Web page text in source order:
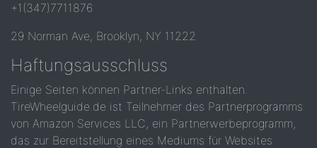
+1(347)7711876
29 Norman Ave, Brooklyn, NY 11222
Haftungsausschluss
Einige Seiten können Partner-Links enthalten.
TireWheelguide.de ist Teilnehmer des Partnerprogramms
von Amazon Services LLC, ein Partnerwerbeprogramm,
das zur Bereitstellung eines Mediums für Websites